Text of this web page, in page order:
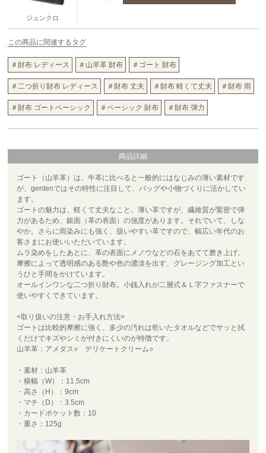
ジュンクロ
この商品に関連するタグ
＃財布 レディース ＃山羊革 財布 ＃ゴート 財布
＃二つ折り財布 レディース ＃財布 丈夫 ＃財布 軽くて丈夫 ＃財布 雨
＃財布 ゴートベーシック ＃ベーシック 財布 ＃財布 弾力
商品詳細
ゴート（山羊革）は、牛革に比べると一般的にはなじみの薄い素材です
が、gentenではその特性に注目して、バッグや小物づくりに活かしてい
ます。
ゴートの魅力は、軽くて丈夫なこと。薄い革ですが、繊維質が緊密で弾
力があるため、銀面（革の表面）の強度があります。それでいて、しな
やか。さらに雨染みにも強く、扱いやすい革ですので、幅広い年代のお
客さまにお使いいただいています。
ムラ染めをしたあとに、革の表面にメノウなどの石をあてて磨き上げ、
摩擦によって透明感のある艶や色の濃淡を出す、グレージング加工とい
うひと手間をかけています。
オールインワンな二つ折り財布。小銭入れが二層式＆Ｌ字ファスナーで
使いやすくできています。
<取り扱いの注意・お手入れ方法>
ゴートは比較的摩擦に強く、多少の汚れは乾いたタオルなどでサッと拭
くだけでキズやシミが付きにくいのが特徴です。
山羊革：アメダス○ デリケートクリーム○
・素材：山羊革
・横幅（W）：11.5cm
・高さ（H）：9cm
・マチ（D）：3.5cm
・カードポケット数：10
・重さ：125g